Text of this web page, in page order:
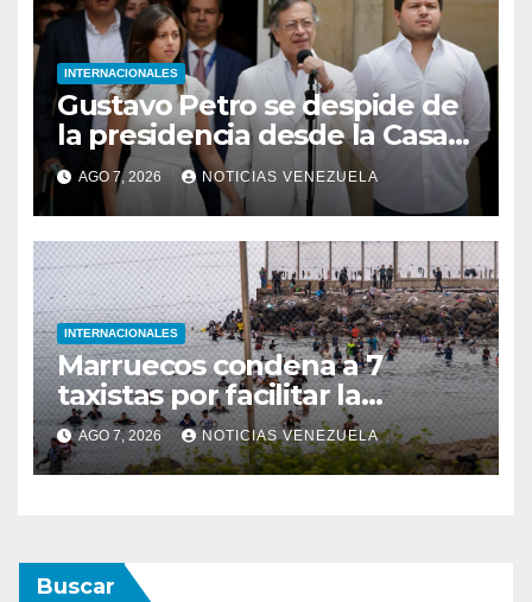
INTERNACIONALES
Gustavo Petro se despide de
la presidencia desde la Casa
de Nariño
AGO 7, 2026 NOTICIAS VENEZUELA
INTERNACIONALES
Marruecos condena a 7
taxistas por facilitar la
migración irregular hacia
Ceuta
AGO 7, 2026 NOTICIAS VENEZUELA
Buscar